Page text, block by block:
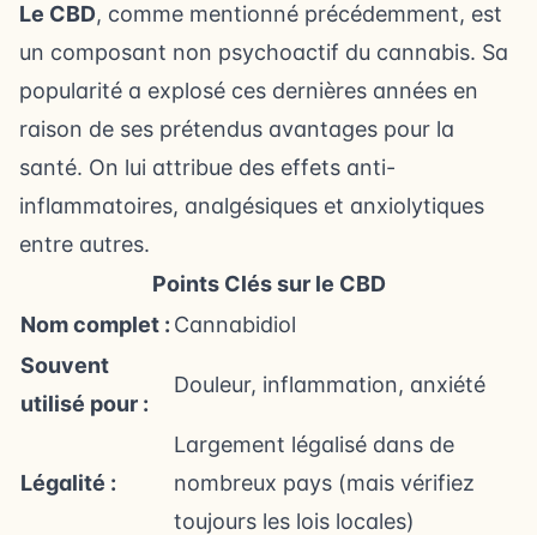
Le CBD, comme mentionné précédemment, est
un composant non psychoactif du cannabis. Sa
popularité a explosé ces dernières années en
raison de ses prétendus avantages pour la
santé. On lui attribue des effets anti-
inflammatoires, analgésiques et anxiolytiques
entre autres.
Points Clés sur le CBD
Nom complet : Cannabidiol
Souvent
utilisé pour :
Douleur, inflammation, anxiété
Légalité :
Largement légalisé dans de
nombreux pays (mais vérifiez
toujours les lois locales)